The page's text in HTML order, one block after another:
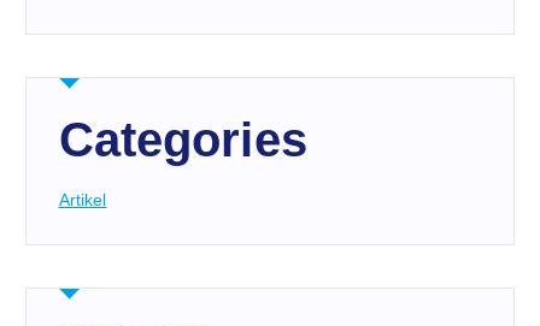
Categories
Artikel